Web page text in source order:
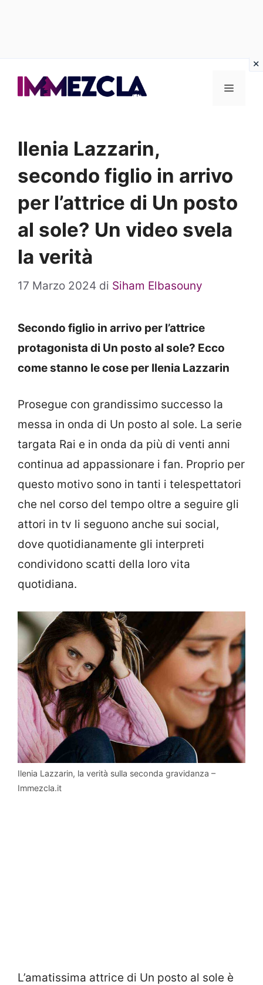
Menu
Ilenia Lazzarin,
secondo figlio in arrivo
per l’attrice di Un posto
al sole? Un video svela
la verità
17 Marzo 2024 di Siham Elbasouny
Secondo figlio in arrivo per l’attrice
protagonista di Un posto al sole? Ecco
come stanno le cose per Ilenia Lazzarin
Prosegue con grandissimo successo la
messa in onda di Un posto al sole. La serie
targata Rai e in onda da più di venti anni
continua ad appassionare i fan. Proprio per
questo motivo sono in tanti i telespettatori
che nel corso del tempo oltre a seguire gli
attori in tv li seguono anche sui social,
dove quotidianamente gli interpreti
condividono scatti della loro vita
quotidiana.
Ilenia Lazzarin, la verità sulla seconda gravidanza –
Immezcla.it
L’amatissima attrice di Un posto al sole è